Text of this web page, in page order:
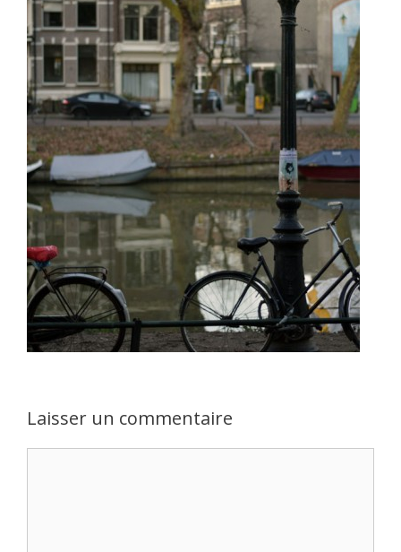
Laisser un commentaire